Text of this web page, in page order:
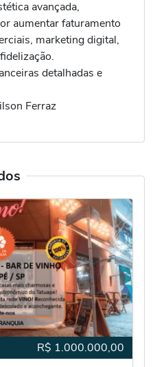
avançada,
aumentar faturamento
marketing digital,
detalhadas e
Ferraz
R$ 1.000.000,00